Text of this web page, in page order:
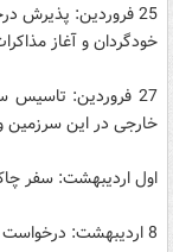
25 فروردین:
خودگردان و آغاز
27 فروردین:
خارجی در این سرزمین
اول اردیبهشت: سفر
8 اردیبهشت: درخواست حماس از عباس برای تحقق آشتی ملی